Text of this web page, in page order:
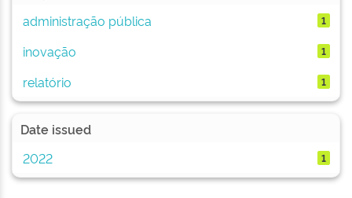
administração pública
1
inovação 1
relatório 1
Date issued
2022
1